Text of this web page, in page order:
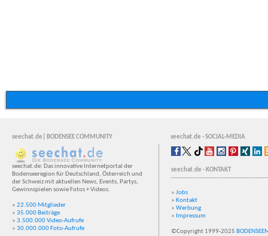
seechat.de| BODENSEE COMMUNITY seechat.de - SOCIAL-MEDIA
seechat.de: Das innovative Internetportal der
Bodenseeregion für Deutschland, Österreich und
der Schweiz mit aktuellen News, Events, Partys,
Gewinnspielen sowie Fotos + Videos.
» 22.500 Mitglieder
» 35.000 Beiträge
» 3.500.000 Video-Aufrufe
» 30.000.000 Foto-Aufrufe
seechat.de - KONTAKT
» Jobs
» Kontakt
» Werbung
» Impressum
©Copyright 1999-2025